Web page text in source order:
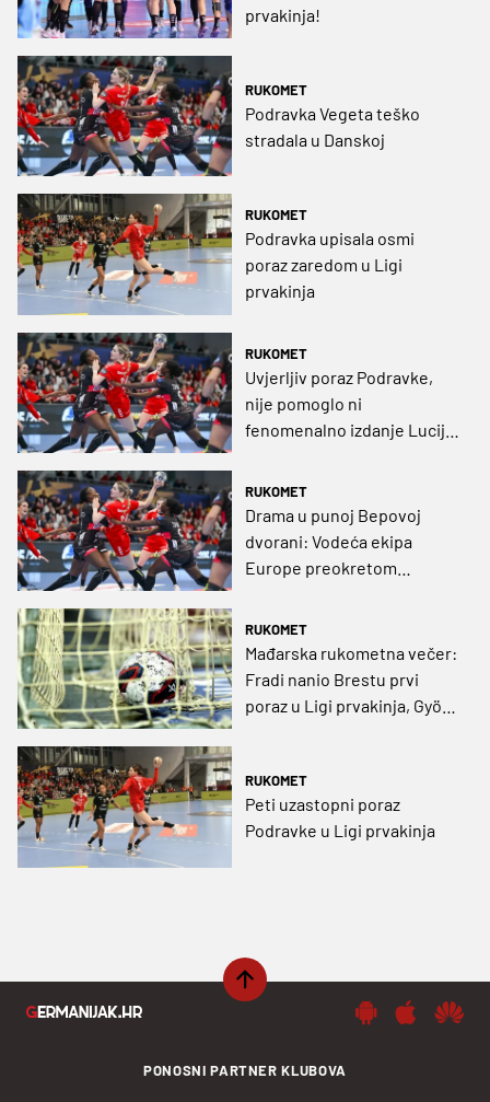
prvakinja!
RUKOMET
Podravka Vegeta teško
stradala u Danskoj
RUKOMET
Podravka upisala osmi
poraz zaredom u Ligi
prvakinja
RUKOMET
Uvjerljiv poraz Podravke,
nije pomoglo ni
fenomenalno izdanje Lucije
RUKOMET
Drama u punoj Bepovoj
dvorani: Vodeća ekipa
Europe preokretom
Koprivnice
RUKOMET
Mađarska rukometna večer:
Fradi nanio Brestu prvi
poraz u Ligi prvakinja, Györ
RUKOMET
Peti uzastopni poraz
Podravke u Ligi prvakinja
PONOSNI PARTNER KLUBOVA